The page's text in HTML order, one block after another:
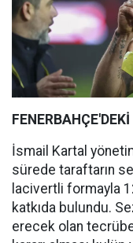
İsmail Kartal
sürede taraftarın
lacivertli formayla
katkıda bulundu.
erecek olan